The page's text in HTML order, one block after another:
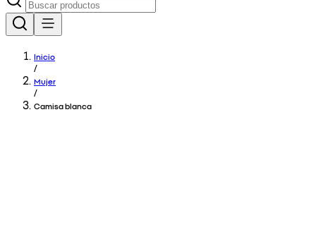
Inicio
/
Mujer
/
Camisa blanca